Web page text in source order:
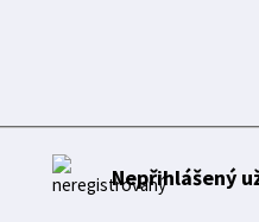
Nepřihlášený